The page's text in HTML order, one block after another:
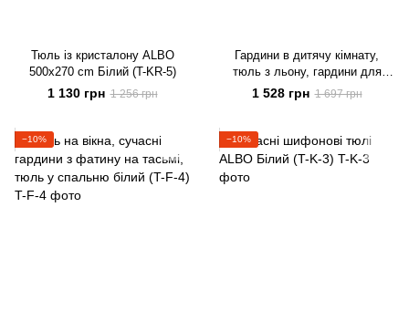
Тюль із кристалону ALBO
500x270 cm Білий (T-KR-5)
1 130 грн 1 256 грн
Гардини в дитячу кімнату,
тюль з льону, гардини для
спальні, тюлі на кухню білий
(T-L-L-4)
1 528 грн 1 697 грн
−10% −10%